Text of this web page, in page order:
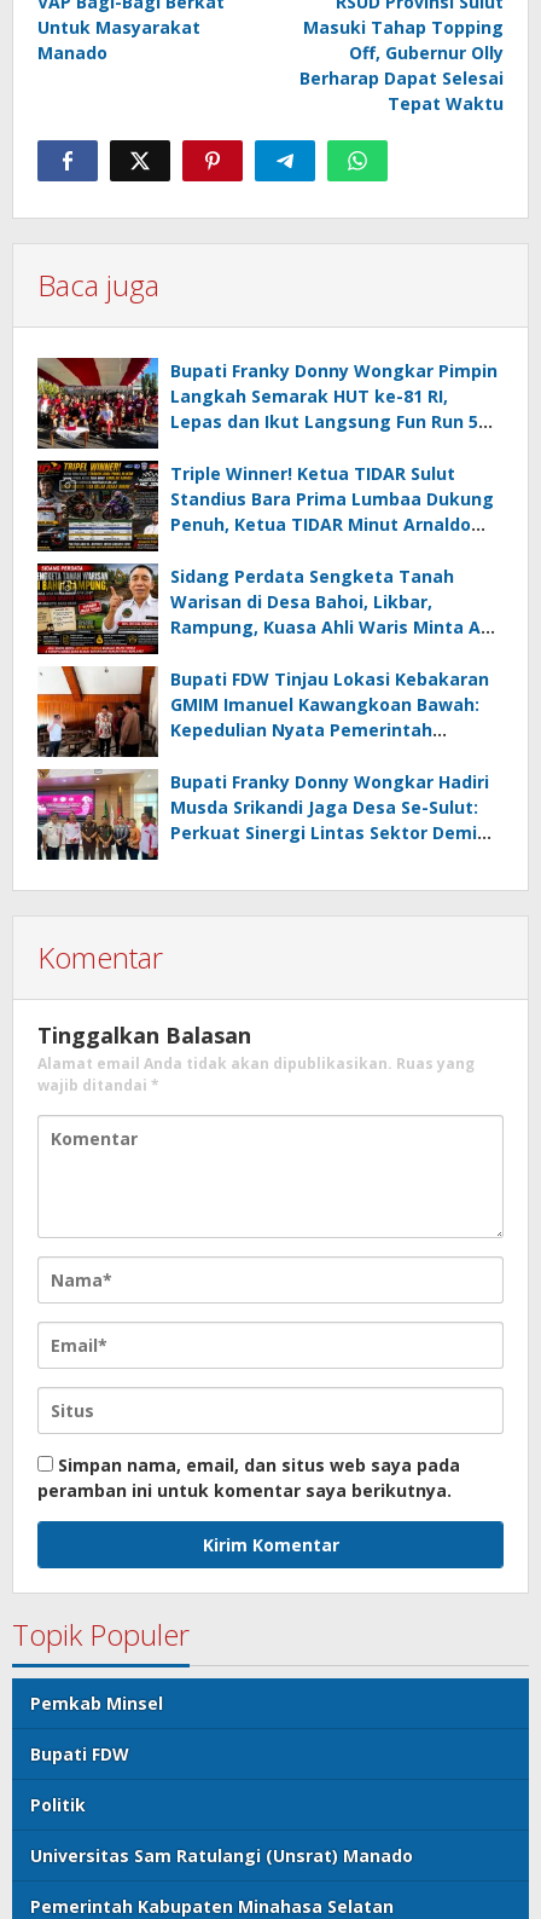
pos
Untuk Masyarakat
Manado
Masuki Tahap Topping
Off, Gubernur Olly
Berharap Dapat Selesai
Tepat Waktu
Baca juga
Bupati Franky Donny Wongkar Pimpin
Langkah Semarak HUT ke-81 RI,
Lepas dan Ikut Langsung Fun Run 5
Triple Winner! Ketua TIDAR Sulut
Standius Bara Prima Lumbaa Dukung
Penuh, Ketua TIDAR Minut Arnaldo
05 MC JOE Sapu Bersih Tiga Gelar
Juara Umum
Sidang Perdata Sengketa Tanah
Warisan di Desa Bahoi, Likbar,
Rampung, Kuasa Ahli Waris Minta APH
Korupsi Dandes
Bupati FDW Tinjau Lokasi Kebakaran
GMIM Imanuel Kawangkoan Bawah:
Kepedulian Nyata Pemerintah
Terdampak
Bupati Franky Donny Wongkar Hadiri
Musda Srikandi Jaga Desa Se-Sulut:
Perkuat Sinergi Lintas Sektor Demi
Komentar
Tinggalkan Balasan
Alamat email Anda tidak akan dipublikasikan. Ruas yang
wajib ditandai *
Simpan nama, email, dan situs web saya pada
peramban ini untuk komentar saya berikutnya.
Topik Populer
Pemkab Minsel
Bupati FDW
Politik
Universitas Sam Ratulangi (Unsrat) Manado
Pemerintah Kabupaten Minahasa Selatan